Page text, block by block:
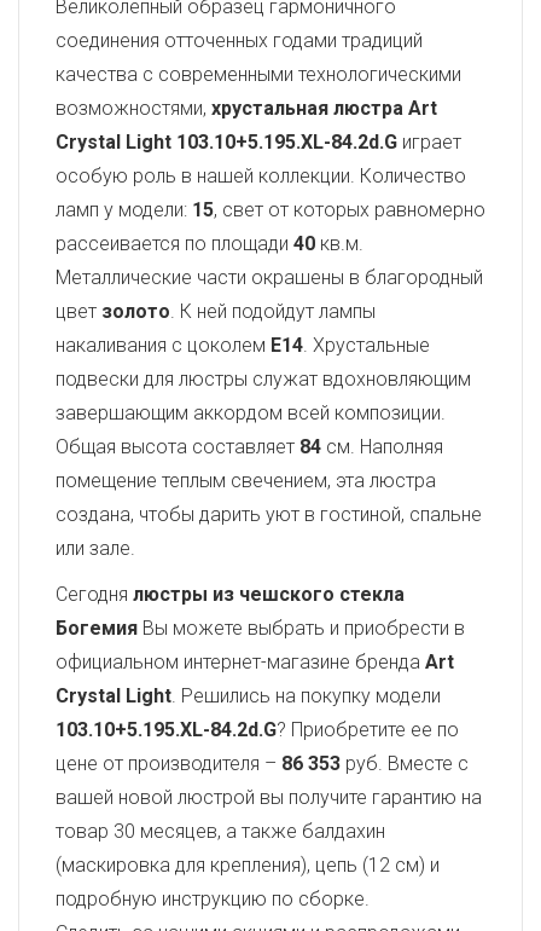
Великолепный образец гармоничного
соединения отточенных годами традиций
качества с современными технологическими
возможностями, хрустальная люстра Art
Crystal Light 103.10+5.195.XL-84.2d.G играет
особую роль в нашей коллекции. Количество
ламп у модели: 15, свет от которых равномерно
рассеивается по площади 40 кв.м.
Металлические части окрашены в благородный
цвет золото. К ней подойдут лампы
накаливания с цоколем E14. Хрустальные
подвески для люстры служат вдохновляющим
завершающим аккордом всей композиции.
Общая высота составляет 84 см. Наполняя
помещение теплым свечением, эта люстра
создана, чтобы дарить уют в гостиной, спальне
или зале.
Сегодня люстры из чешского стекла
Богемия Вы можете выбрать и приобрести в
официальном интернет-магазине бренда Art
Crystal Light. Решились на покупку модели
103.10+5.195.XL-84.2d.G? Приобретите ее по
цене от производителя – 86 353 руб. Вместе с
вашей новой люстрой вы получите гарантию на
товар 30 месяцев, а также балдахин
(маскировка для крепления), цепь (12 см) и
подробную инструкцию по сборке.